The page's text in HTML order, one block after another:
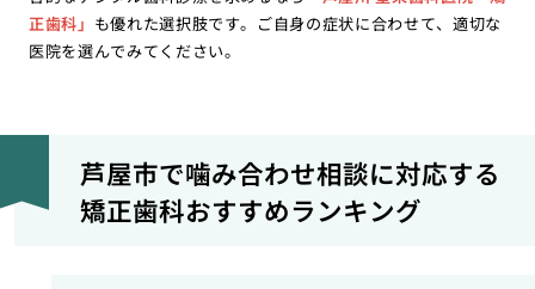
正歯科」 も優れた選択肢です。ご自身の症状に合わせて、適切な
医院を選んでみてください。
芦屋市で噛み合わせ相談に対応する
矯正歯科おすすめランキング